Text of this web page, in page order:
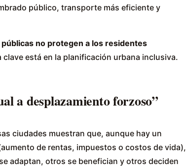
público, transporte más eficiente y
no protegen a los residentes
está en la planificación urbana inclusiva.
a desplazamiento forzoso”
ciudades muestran que, aunque hay un
de rentas, impuestos o costos de vida),
adaptan, otros se benefician y otros deciden